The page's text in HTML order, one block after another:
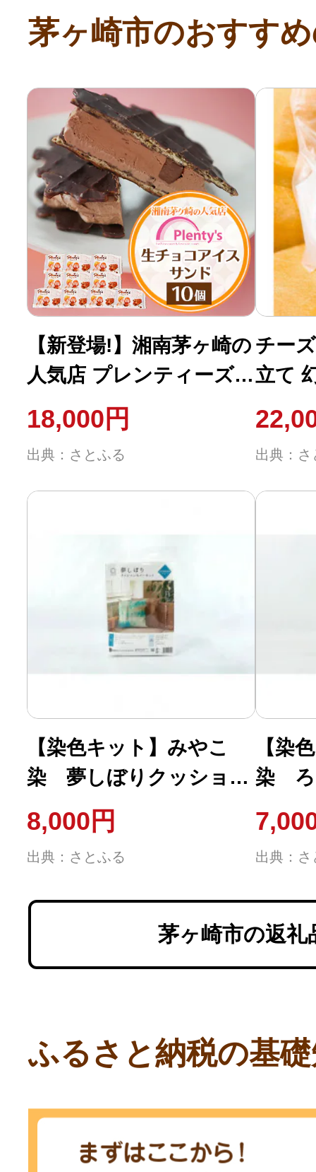
副業・パラレルワーカー
個人事業主・フリーラン
個人事業・フリーランス
ふるさと納税の基礎知識
10秒ぴったり診断
自治体直営サイト特集
はじめるバイブルとは
よくあるご質問
問い合わせ
茅ヶ崎市のおすす
【新登場!】湘南茅ヶ崎の
人気店 プレンティーズの
生チョコアイスサンド
(10個)
18,000円
出典：さとふる
チー
立て
ズ×2
ーズ
出典：さ
【染色キット】みやこ
染 夢しぼりクッション
カバーキット (ロコビ
ーチ)
8,000円
出典：さとふる
【染
染 ろ
ンカ
出典：さ
茅ヶ崎市の返礼
ふるさと納税の基